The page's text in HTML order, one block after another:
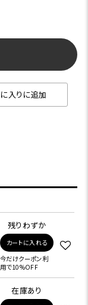
入りに追加
残りわずか
カートに入れる
今だけクーポン利
用で10%OFF
在庫あり